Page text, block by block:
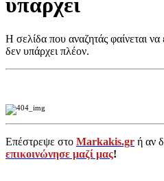
υπάρχει
Η σελίδα που αναζητάς φαίνεται να
δεν υπάρχει πλέον.
Επέστρεψε στο Markakis.gr ή αν
επικοινώνησε μαζί μας!